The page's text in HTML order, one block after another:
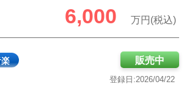
6,000 万円(税込)
登録日:2026/04/22
販売中